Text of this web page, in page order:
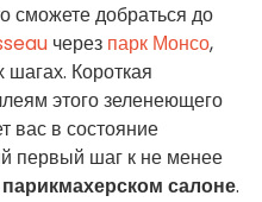
сможете добраться до
через парк Монсо,
Короткая
этого зеленеющего
вас в состояние
первый шаг к не менее
парикмахерском салоне.